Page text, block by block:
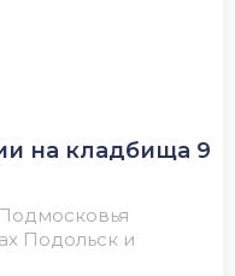
на кладбища 9
Подольск и